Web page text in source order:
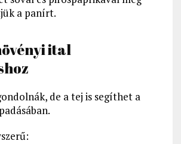
a panírt.
ital
de a tej is segíthet a